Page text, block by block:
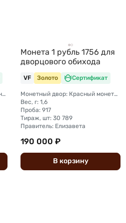
Монетный двор: Временный Банковский монетный двор (Санкт-Петербург)
Монета 1 рубль 1756 для
дворцового обихода
VF Золото Сертификат
Монетный двор: Красный монетный двор (Москва)
Вес, г: 1,6
Проба: 917
Тираж, шт: 30 789
Правитель: Елизавета
190 000 ₽
В корзину